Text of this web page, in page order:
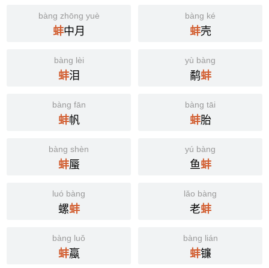
bàng zhōng yuè
蚌中月
bàng ké
蚌壳
bàng lèi
蚌泪
yù bàng
鹬蚌
bàng fān
蚌帆
bàng tāi
蚌胎
bàng shèn
蚌蜃
yú bàng
鱼蚌
luó bàng
螺蚌
lǎo bàng
老蚌
bàng luǒ
蚌蠃
bàng lián
蚌镰